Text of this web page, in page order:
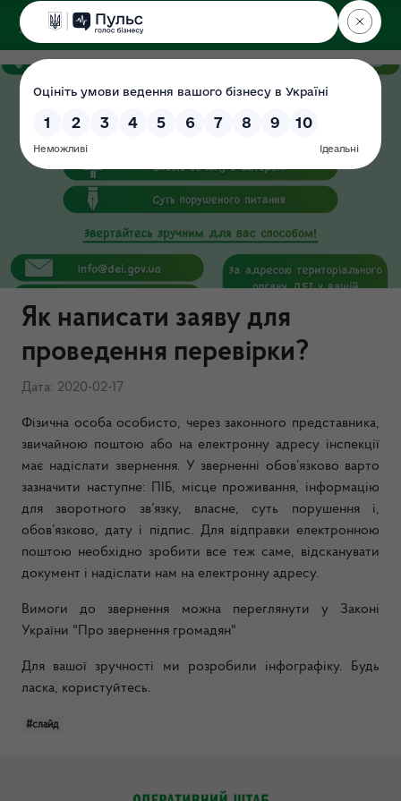
ДЕРЖЕКОІНСПЕКЦІЯ
Як написати заяву для
проведення перевірки?
Дата: 2020-02-17
Фізична особа особисто, через законного представника,
звичайною поштою або на електронну адресу інспекції
має надіслати звернення. У зверненні обов’язково варто
зазначити наступне: ПІБ, місце проживання, інформацію
для зворотного зв’язку, власне, суть порушення і,
обов’язково, дату і підпис. Для відправки електронною
поштою необхідно зробити все теж саме, відсканувати
документ і надіслати нам на електронну адресу.
Вимоги до звернення можна переглянути у Законі
України "Про звернення громадян"
Для вашої зручності ми розробили інфографіку. Будь
ласка, користуйтесь.
#слайд